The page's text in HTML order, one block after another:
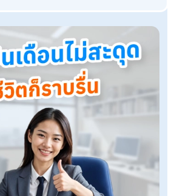
ฟรี ไม่มีค่าใช้จ่ายใดๆ ทั้งสิ้น ยกเลิกเมื่อไหร่ก็ได้
ทดลองใช้งานฟรี